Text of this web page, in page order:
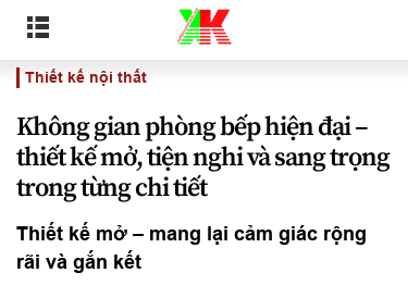
Thiết kế nội thất
Không gian phòng bếp hiện đại –
thiết kế mở, tiện nghi và sang trọng
trong từng chi tiết
Thiết kế mở – mang lại cảm giác rộng
rãi và gắn kết